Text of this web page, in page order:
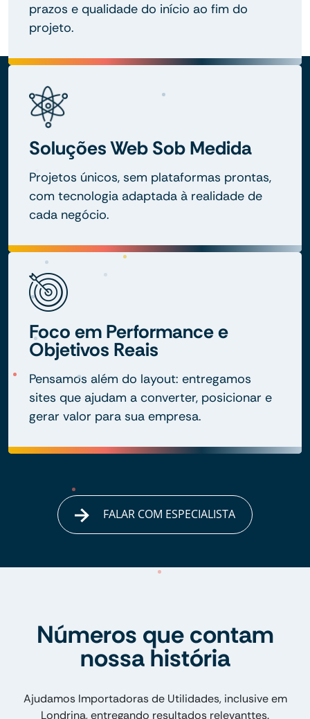
prazos e qualidade do início ao fim do
projeto.
Soluções Web Sob Medida
Projetos únicos, sem plataformas prontas,
com tecnologia adaptada à realidade de
cada negócio.
Foco em Performance e
Objetivos Reais
Pensamos além do layout: entregamos
sites que ajudam a converter, posicionar e
gerar valor para sua empresa.
FALAR COM ESPECIALISTA
Números que contam
nossa história
Ajudamos Importadoras de Utilidades, inclusive em
Londrina, entregando resultados relevanttes.